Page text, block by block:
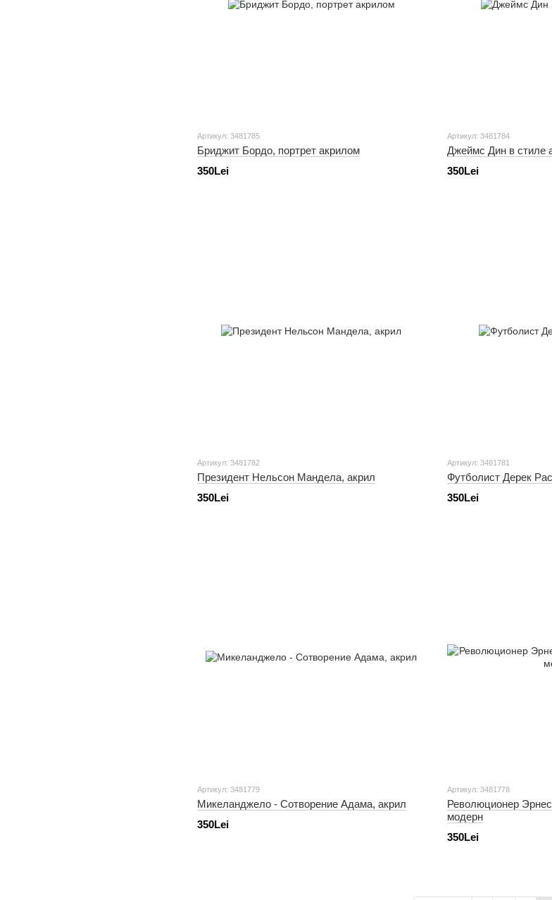
Артикул: 3481785
Бриджит Бордо, портрет акрилом
350Lei
Артикул: 3481784
Джеймс Дин в стиле
350Lei
Артикул: 3481782
Президент Нельсон Мандела, акрил
350Lei
Артикул: 3481781
Футболист Дерек
350Lei
Артикул: 3481779
Микеланджело - Сотворение Адама, акрил
350Lei
Артикул: 3481778
Революционер
модерн
350Lei